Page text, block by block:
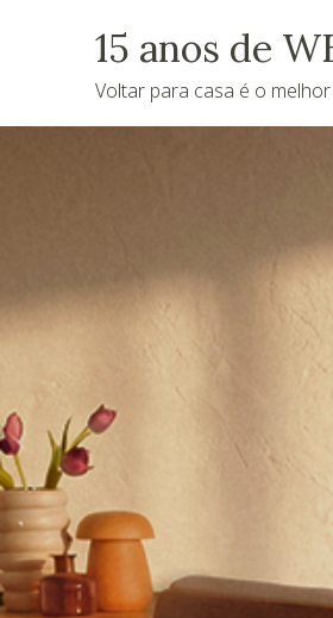
15 anos de
Voltar para casa é o